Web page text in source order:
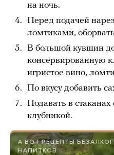
на ночь.
Перед подачей
ломтиками,
В большой кувшин
консервированную
игристое вино,
По вкусу добавить
Подавать в
клубникой.
А ВОТ РЕЦЕПТЫ
НАПИТКОВ